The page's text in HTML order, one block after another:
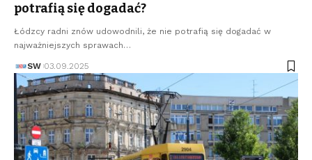
potrafią się dogadać?
Łódzcy radni znów udowodnili, że nie potrafią się dogadać w
najważniejszych sprawach…
SW 03.09.2025